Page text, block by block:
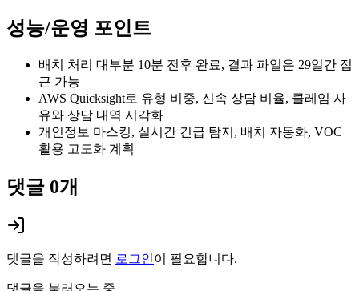
성능/운영 포인트
배치 처리 대부분 10분 전후 완료, 결과 파일은 29일간 접
근 가능
AWS Quicksight로 유형 비중, 신속 상담 비율, 클레임 사
유와 상담 내역 시각화
개인정보 마스킹, 실시간 긴급 탐지, 배치 자동화, VOC
활용 고도화 계획
댓글 0개
댓글을 작성하려면 로그인이 필요합니다.
댓글을 불러오는 중...